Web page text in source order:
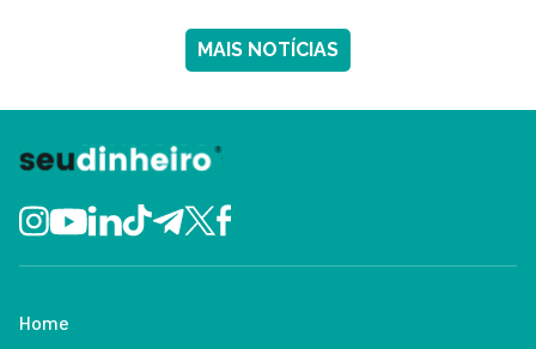
MAIS NOTÍCIAS
Home